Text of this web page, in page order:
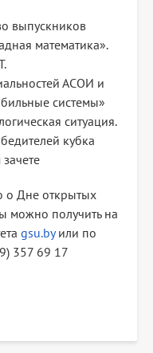
выпускников
математика».
АСОИ и
системы»
ситуация.
кубка
Дне открытых
можно получить на
gsu.byили по
357 69 17